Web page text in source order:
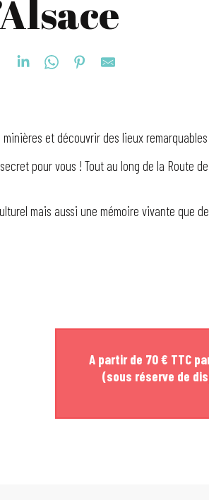
et découvrir des lieux
pour vous ! Tout au long de la Route
mais aussi une mémoire vivante que
A partir de 70 € TTC
(sous réserve de